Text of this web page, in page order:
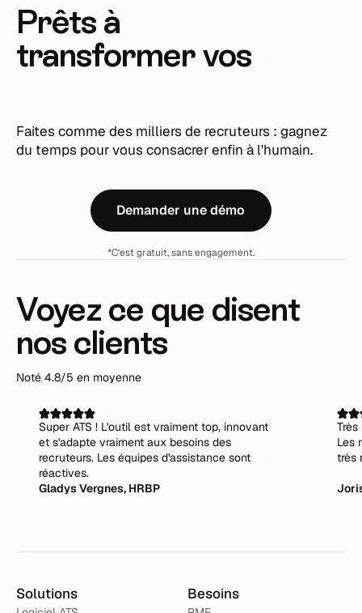
Prêts à
transformer vos
Faites comme des milliers de recruteurs : gagnez
du temps pour vous consacrer enfin à l'humain.
Demander une démo
*C'est gratuit, sans engagement.
Voyez ce que disent
nos clients
Noté 4.8/5 en moyenne
Super ATS ! L'outil est vraiment top, innovant
et s'adapte vraiment aux besoins des
recruteurs. Les équipes d'assistance sont
réactives.
Gladys Vergnes, HRBP
Les
très
Solutions Besoins